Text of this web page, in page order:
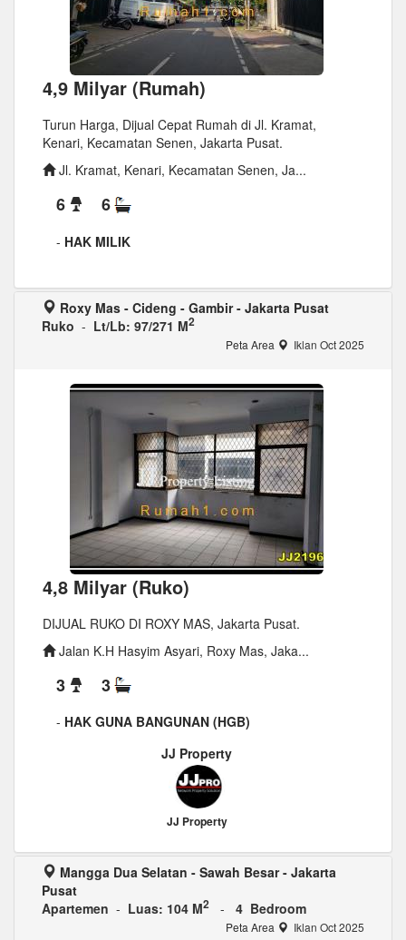
4,9 Milyar (Rumah)
Turun Harga, Dijual Cepat Rumah di Jl. Kramat,
Kenari, Kecamatan Senen, Jakarta Pusat.
Jl. Kramat, Kenari, Kecamatan Senen, Ja...
6 6
- HAK MILIK
Roxy Mas - Cideng - Gambir - Jakarta Pusat
Ruko - Lt/Lb: 97/271 M2
Peta Area Iklan Oct 2025
4,8 Milyar (Ruko)
DIJUAL RUKO DI ROXY MAS, Jakarta Pusat.
Jalan K.H Hasyim Asyari, Roxy Mas, Jaka...
3 3
- HAK GUNA BANGUNAN (HGB)
JJ Property
JJ Property
Mangga Dua Selatan - Sawah Besar - Jakarta
Pusat
Apartemen - Luas: 104 M2 - 4 Bedroom
Peta Area Iklan Oct 2025